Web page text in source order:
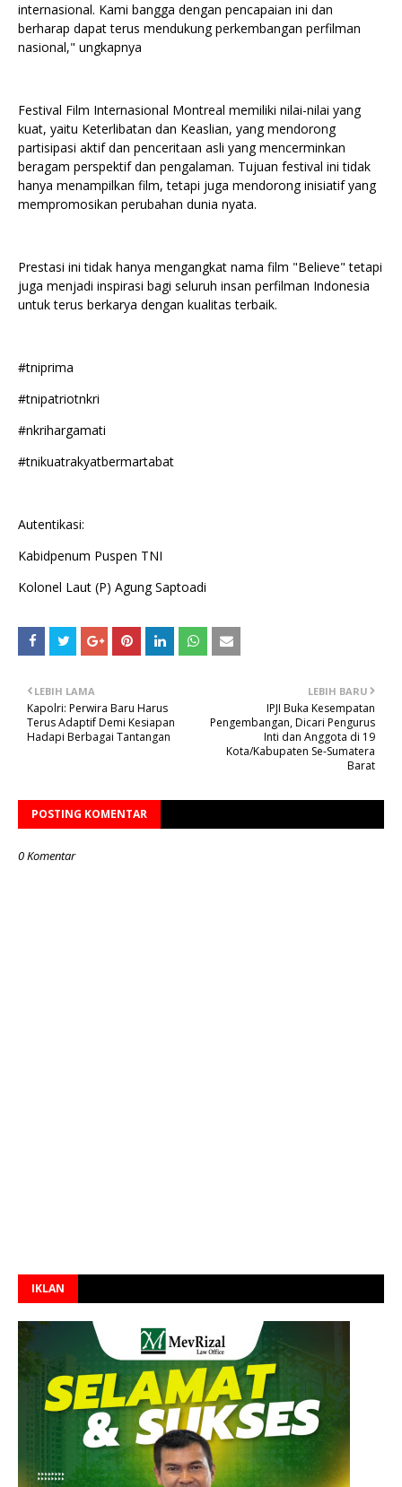
internasional. Kami bangga dengan pencapaian ini dan
berharap dapat terus mendukung perkembangan perfilman
nasional," ungkapnya
Festival Film Internasional Montreal memiliki nilai-nilai yang
kuat, yaitu Keterlibatan dan Keaslian, yang mendorong
partisipasi aktif dan penceritaan asli yang mencerminkan
beragam perspektif dan pengalaman. Tujuan festival ini tidak
hanya menampilkan film, tetapi juga mendorong inisiatif yang
mempromosikan perubahan dunia nyata.
Prestasi ini tidak hanya mengangkat nama film "Believe" tetapi
juga menjadi inspirasi bagi seluruh insan perfilman Indonesia
untuk terus berkarya dengan kualitas terbaik.
#tniprima
#tnipatriotnkri
#nkrihargamati
#tnikuatrakyatbermartabat
Autentikasi:
Kabidpenum Puspen TNI
Kolonel Laut (P) Agung Saptoadi
LEBIH BARU
IPJI Buka Kesempatan
Pengembangan, Dicari Pengurus
Inti dan Anggota di 19
Kota/Kabupaten Se-Sumatera
Barat
LEBIH LAMA
Kapolri: Perwira Baru Harus
Terus Adaptif Demi Kesiapan
Hadapi Berbagai Tantangan
POSTING KOMENTAR
0 Komentar
IKLAN